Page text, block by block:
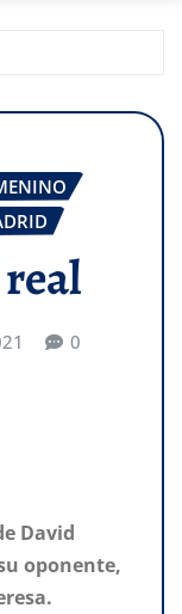
0
David
oponente,